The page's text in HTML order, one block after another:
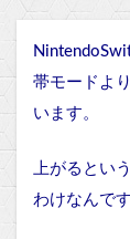
帯モードよ
います。
上がるとい
わけなんです